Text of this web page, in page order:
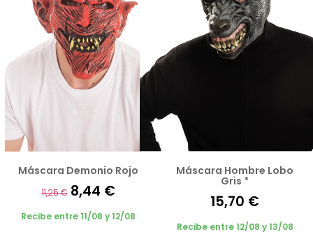
Máscara Demonio Rojo
11,25 € 8,44 €
Recibe entre 11/08 y 12/08
Máscara Hombre Lobo
Gris *
15,70 €
Recibe entre 12/08 y 13/08